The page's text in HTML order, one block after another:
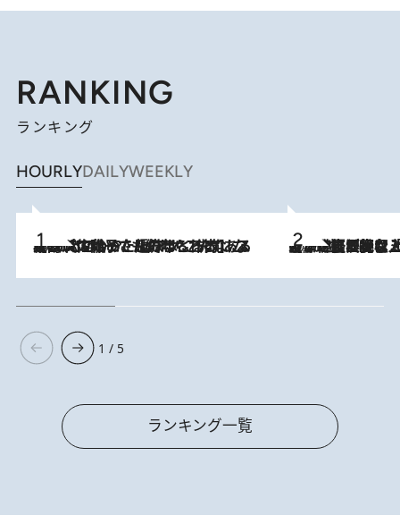
RANKING
ランキング
HOURLYDAILYWEEKLY
2026.8.5
【阿川佐和子さんの年とる力】なぜ70代で始めた趣味は“こんなに楽しい”のか？ ピアノ、俳句…スランプに陥っても続けられる“ある秘訣”とは 2026.8.5
【なぜ吉沢亮は「気配を消せる」のか？】興行収入208億の『国宝』を経て挑むミュージカル『ディア・エヴァン・ハンセン』。トップ俳優が舞台上でさらけ出した“孤独”とは
1 / 5
ランキング一覧